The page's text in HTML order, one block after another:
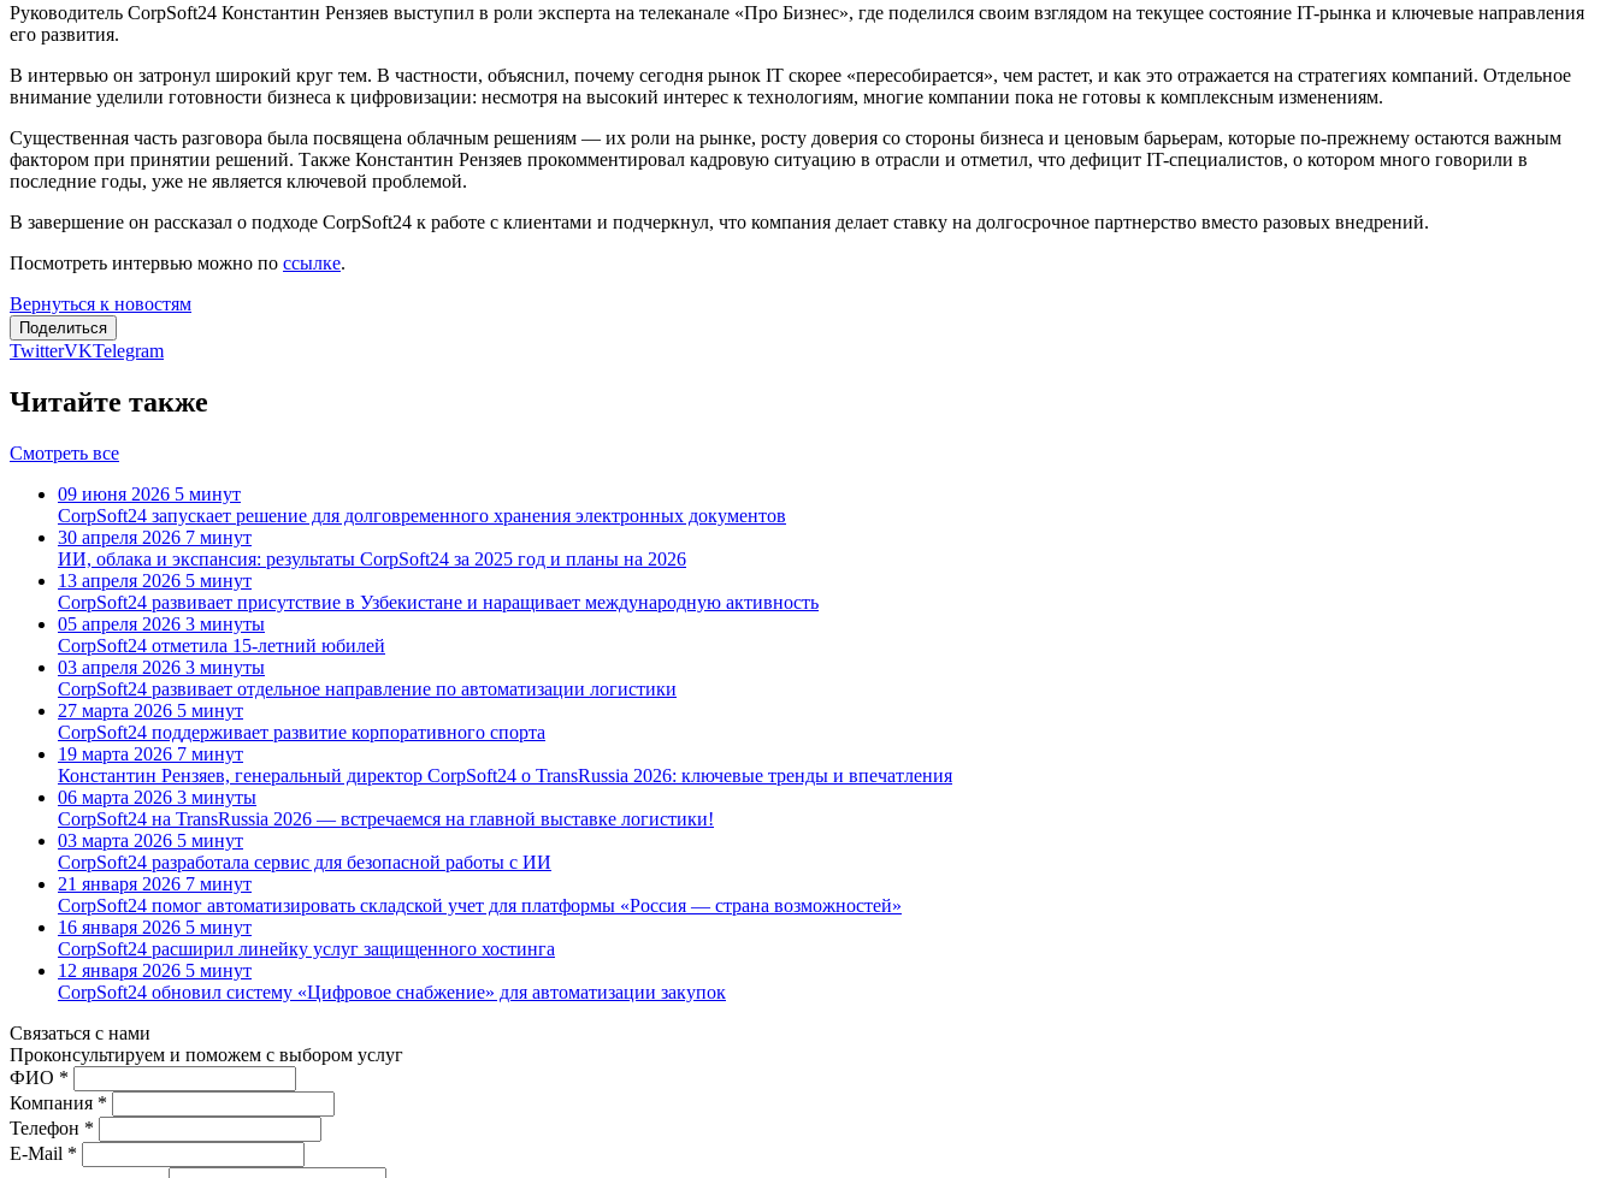
Руководитель CorpSoft24 Константин Рензяев выступил в роли эксперта на телеканале «Про Бизнес», где поделился своим взглядом на текущее состояние IT-рынка и ключевые направления
его развития.
В интервью он затронул широкий круг тем. В частности, объяснил, почему сегодня рынок IT скорее «пересобирается», чем растет, и как это отражается на стратегиях компаний. Отдельное
внимание уделили готовности бизнеса к цифровизации: несмотря на высокий интерес к технологиям, многие компании пока не готовы к комплексным изменениям.
Существенная часть разговора была посвящена облачным решениям — их роли на рынке, росту доверия со стороны бизнеса и ценовым барьерам, которые по-прежнему остаются важным
фактором при принятии решений. Также Константин Рензяев прокомментировал кадровую ситуацию в отрасли и отметил, что дефицит IT-специалистов, о котором много говорили в
последние годы, уже не является ключевой проблемой.
В завершение он рассказал о подходе CorpSoft24 к работе с клиентами и подчеркнул, что компания делает ставку на долгосрочное партнерство вместо разовых внедрений.
Посмотреть интервью можно по ссылке.
Вернуться к новостям
Поделиться
TwitterVKTelegram
Читайте также
Смотреть все
09 июня 2026 5 минут
CorpSoft24 запускает решение для долговременного хранения электронных документов
30 апреля 2026 7 минут
ИИ, облака и экспансия: результаты CorpSoft24 за 2025 год и планы на 2026
13 апреля 2026 5 минут
CorpSoft24 развивает присутствие в Узбекистане и наращивает международную активность
05 апреля 2026 3 минуты
CorpSoft24 отметила 15-летний юбилей
03 апреля 2026 3 минуты
CorpSoft24 развивает отдельное направление по автоматизации логистики
27 марта 2026 5 минут
CorpSoft24 поддерживает развитие корпоративного спорта
19 марта 2026 7 минут
Константин Рензяев, генеральный директор CorpSoft24 о TransRussia 2026: ключевые тренды и впечатления
06 марта 2026 3 минуты
CorpSoft24 на TransRussia 2026 — встречаемся на главной выставке логистики!
03 марта 2026 5 минут
CorpSoft24 разработала сервис для безопасной работы с ИИ
21 января 2026 7 минут
CorpSoft24 помог автоматизировать складской учет для платформы «Россия — страна возможностей»
16 января 2026 5 минут
CorpSoft24 расширил линейку услуг защищенного хостинга
12 января 2026 5 минут
CorpSoft24 обновил систему «Цифровое снабжение» для автоматизации закупок
Связаться с нами
Проконсуль­тируем и поможем с выбором услуг
ФИО *
Компания *
Телефон *
E-Mail *